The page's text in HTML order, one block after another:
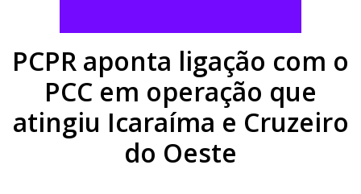
PCPR aponta ligação com o
PCC em operação que
atingiu Icaraíma e Cruzeiro
do Oeste